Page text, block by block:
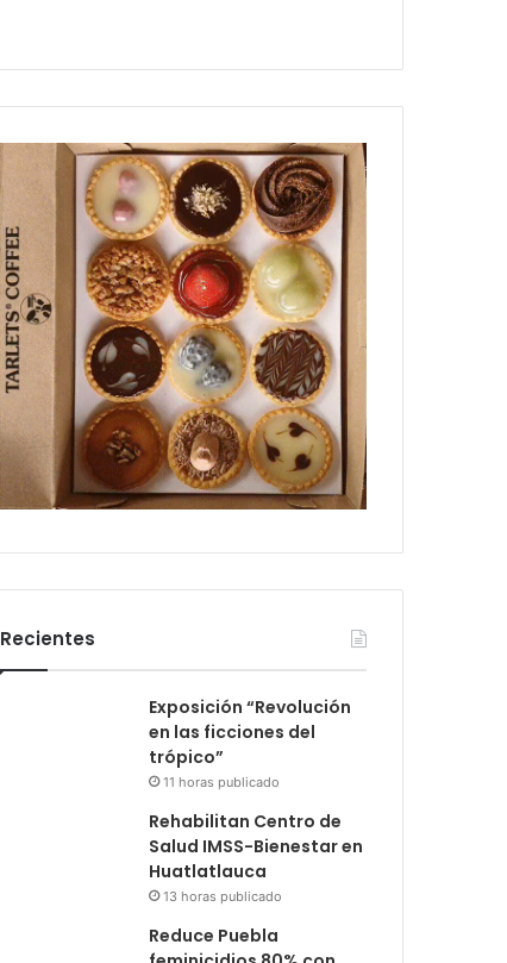
Recientes
Exposición “Revolución
en las ficciones del
trópico”
11 horas publicado
Rehabilitan Centro de
Salud IMSS-Bienestar en
Huatlatlauca
13 horas publicado
Reduce Puebla